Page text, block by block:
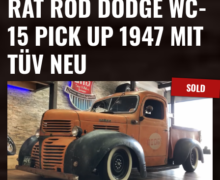
RAT ROD DODGE WC-
15 PICK UP 1947 MIT
TÜV NEU
SOLD